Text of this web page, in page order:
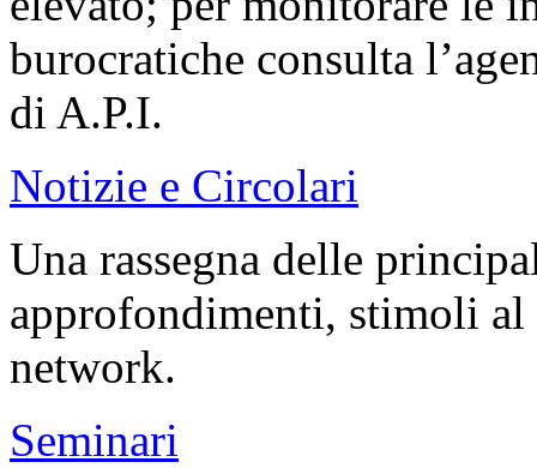
burocratiche consulta
di A.P.I.
Notizie e Circolari
Una rassegna delle
approfondimenti, stimoli al
network.
Seminari